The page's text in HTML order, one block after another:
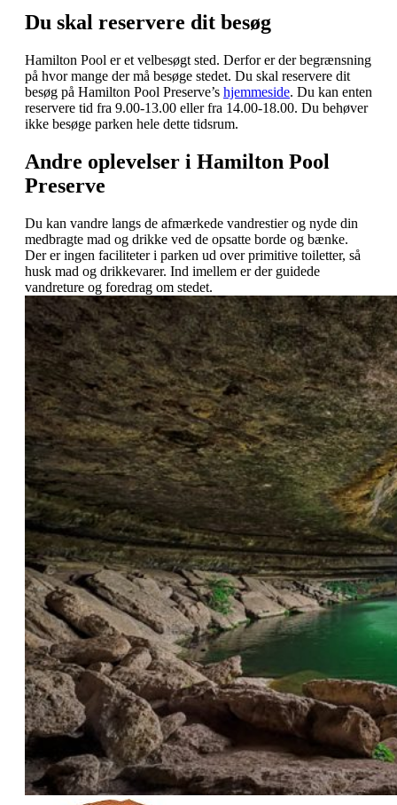
Du skal reservere dit besøg
Hamilton Pool er et velbesøgt sted. Derfor er der begrænsning
på hvor mange der må besøge stedet. Du skal reservere dit
besøg på Hamilton Pool Preserve’s hjemmeside. Du kan enten
reservere tid fra 9.00-13.00 eller fra 14.00-18.00. Du behøver
ikke besøge parken hele dette tidsrum.
Andre oplevelser i Hamilton Pool
Preserve
Du kan vandre langs de afmærkede vandrestier og nyde din
medbragte mad og drikke ved de opsatte borde og bænke.
Der er ingen faciliteter i parken ud over primitive toiletter, så
husk mad og drikkevarer. Ind imellem er der guidede
vandreture og foredrag om stedet.